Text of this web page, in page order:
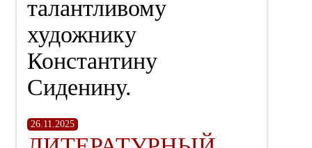
талантливому
художнику
Константину
Сиденину.
26.11.2025